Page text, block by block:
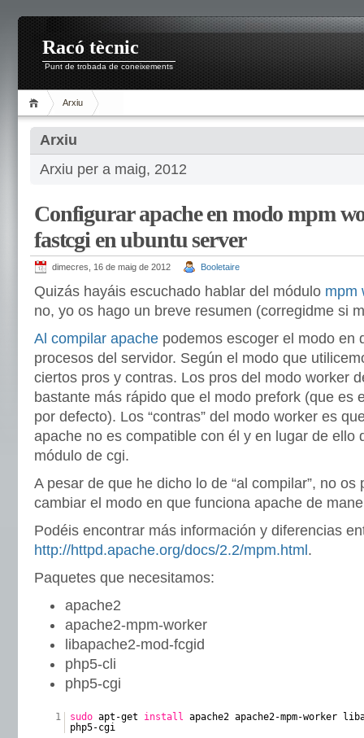
Racó tècnic
Punt de trobada de coneixements
Arxiu
Arxiu
Arxiu per a maig, 2012
Configurar apache en modo mpm
fastcgi en ubuntu server
dimecres, 16 de maig de 2012 Booletaire
Quizás hayáis escuchado hablar del módulo mpm
no, yo os hago un breve resumen (corregidme si
Al compilar apache podemos escoger el modo en
procesos del servidor. Según el modo que
ciertos pros y contras. Los pros del modo worker
bastante más rápido que el modo prefork (que es
por defecto). Los “contras” del modo worker es
apache no es compatible con él y en lugar de ello
módulo de cgi.
A pesar de que he dicho lo de “al compilar”, no
cambiar el modo en que funciona apache de
Podéis encontrar más información y diferencias
http://httpd.apache.org/docs/2.2/mpm.html .
Paquetes que necesitamos:
apache2
apache2-mpm-worker
libapache2-mod-fcgid
php5-cli
php5-cgi
1 sudo apt-get install apache2 apache2-mpm-worker
php5-cgi